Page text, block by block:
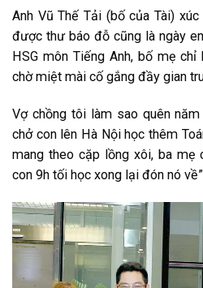
Anh Vũ Thế Tải (bố của Tài)
được thư báo đỗ cũng là ngày
HSG môn Tiếng Anh, bố mẹ
chờ miệt mài cố gắng đầy gian
Vợ chồng tôi làm sao quên
chở con lên Hà Nội học thêm
mang theo cặp lồng xôi, ba mẹ
con 9h tối học xong lại đón nó